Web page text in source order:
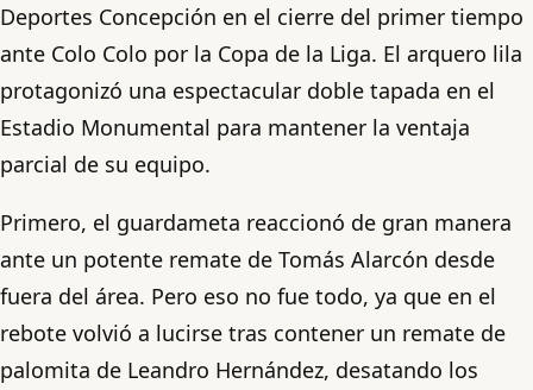
Deportes Concepción en el cierre del primer tiempo
ante Colo Colo por la Copa de la Liga. El arquero lila
protagonizó una espectacular doble tapada en el
Estadio Monumental para mantener la ventaja
parcial de su equipo.
Primero, el guardameta reaccionó de gran manera
ante un potente remate de Tomás Alarcón desde
fuera del área. Pero eso no fue todo, ya que en el
rebote volvió a lucirse tras contener un remate de
palomita de Leandro Hernández, desatando los